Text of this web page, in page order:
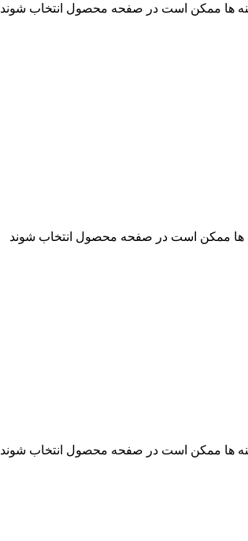
ها ممکن است در صفحه محصول انتخاب شوند
ها ممکن است در صفحه محصول انتخاب شوند
ها ممکن است در صفحه محصول انتخاب شوند